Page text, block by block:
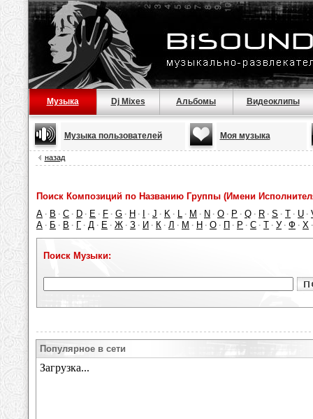
Музыка Dj Mixes Альбомы Видеоклипы
Музыка пользователей Моя музыка
назад
Поиск Композиций по Названию Группы (Имени
A · B · C · D · E · F · G · H · · J · K · L · M · N · O · P · Q · R · S · T · U ·
А · Б · В · Г · Д · Е · Ж · З · И · К · Л · М · Н · О · П · Р · С · Т · У · Ф · Х
Поиск Музыки:
Популярное в сети